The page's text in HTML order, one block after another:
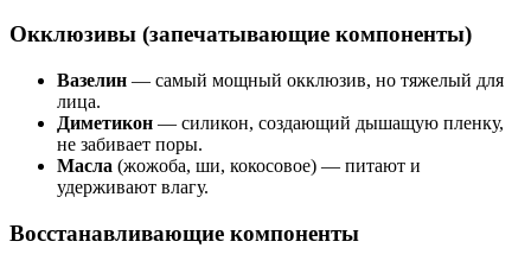
Окклюзивы (запечатывающие компоненты)
Вазелин — самый мощный окклюзив, но тяжелый для
лица.
Диметикон — силикон, создающий дышащую пленку,
не забивает поры.
Масла (жожоба, ши, кокосовое) — питают и
удерживают влагу.
Восстанавливающие компоненты